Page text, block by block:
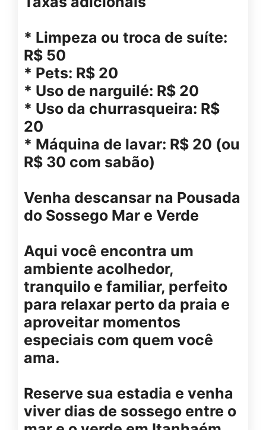
* Limpeza ou troca de suíte:
R$ 50
* Pets: R$ 20
* Uso de narguilé: R$ 20
* Uso da churrasqueira: R$
20
* Máquina de lavar: R$ 20 (ou
R$ 30 com sabão)
Venha descansar na Pousada
do Sossego Mar e Verde
Aqui você encontra um
ambiente acolhedor,
tranquilo e familiar, perfeito
para relaxar perto da praia e
aproveitar momentos
especiais com quem você
ama.
Reserve sua estadia e venha
viver dias de sossego entre o